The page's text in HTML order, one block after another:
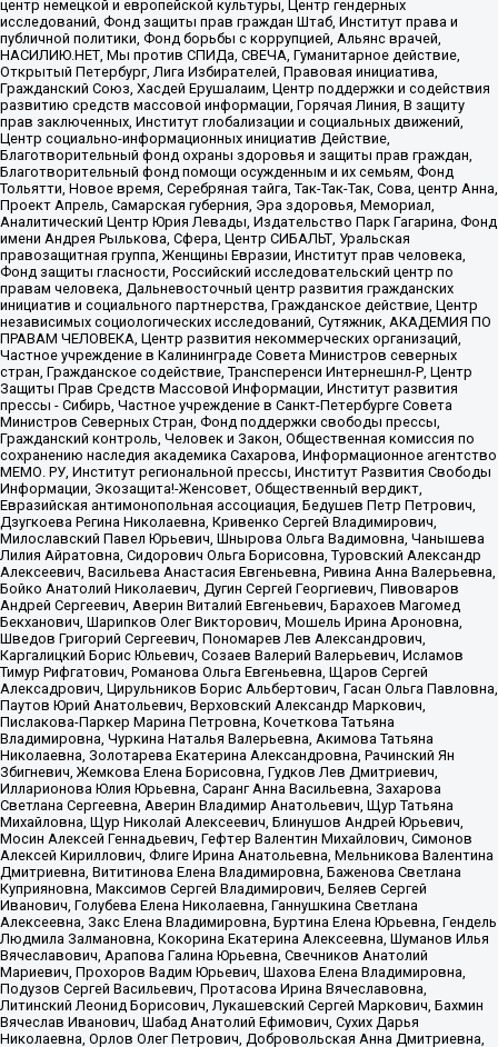
центр немецкой и европейской культуры, Центр гендерных
исследований, Фонд защиты прав граждан Штаб, Институт права и
публичной политики, Фонд борьбы с коррупцией, Альянс врачей,
НАСИЛИЮ.НЕТ, Мы против СПИДа, СВЕЧА, Гуманитарное действие,
Открытый Петербург, Лига Избирателей, Правовая инициатива,
Гражданский Союз, Хасдей Ерушалаим, Центр поддержки и содействия
развитию средств массовой информации, Горячая Линия, В защиту
прав заключенных, Институт глобализации и социальных движений,
Центр социально-информационных инициатив Действие,
Благотворительный фонд охраны здоровья и защиты прав граждан,
Благотворительный фонд помощи осужденным и их семьям, Фонд
Тольятти, Новое время, Серебряная тайга, Так-Так-Так, Сова, центр Анна,
Проект Апрель, Самарская губерния, Эра здоровья, Мемориал,
Аналитический Центр Юрия Левады, Издательство Парк Гагарина, Фонд
имени Андрея Рылькова, Сфера, Центр СИБАЛЬТ, Уральская
правозащитная группа, Женщины Евразии, Институт прав человека,
Фонд защиты гласности, Российский исследовательский центр по
правам человека, Дальневосточный центр развития гражданских
инициатив и социального партнерства, Гражданское действие, Центр
независимых социологических исследований, Сутяжник, АКАДЕМИЯ ПО
ПРАВАМ ЧЕЛОВЕКА, Центр развития некоммерческих организаций,
Частное учреждение в Калининграде Совета Министров северных
стран, Гражданское содействие, Трансперенси Интернешнл-Р, Центр
Защиты Прав Средств Массовой Информации, Институт развития
прессы - Сибирь, Частное учреждение в Санкт-Петербурге Совета
Министров Северных Стран, Фонд поддержки свободы прессы,
Гражданский контроль, Человек и Закон, Общественная комиссия по
сохранению наследия академика Сахарова, Информационное агентство
МЕМО. РУ, Институт региональной прессы, Институт Развития Свободы
Информации, Экозащита!-Женсовет, Общественный вердикт,
Евразийская антимонопольная ассоциация, Бедушев Петр Петрович,
Дзугкоева Регина Николаевна, Кривенко Сергей Владимирович,
Милославский Павел Юрьевич, Шнырова Ольга Вадимовна, Чанышева
Лилия Айратовна, Сидорович Ольга Борисовна, Туровский Александр
Алексеевич, Васильева Анастасия Евгеньевна, Ривина Анна Валерьевна,
Бойко Анатолий Николаевич, Дугин Сергей Георгиевич, Пивоваров
Андрей Сергеевич, Аверин Виталий Евгеньевич, Барахоев Магомед
Бекханович, Шарипков Олег Викторович, Мошель Ирина Ароновна,
Шведов Григорий Сергеевич, Пономарев Лев Александрович,
Каргалицкий Борис Юльевич, Созаев Валерий Валерьевич, Исламов
Тимур Рифгатович, Романова Ольга Евгеньевна, Щаров Сергей
Алексадрович, Цирульников Борис Альбертович, Гасан Ольга Павловна,
Паутов Юрий Анатольевич, Верховский Александр Маркович,
Пислакова-Паркер Марина Петровна, Кочеткова Татьяна
Владимировна, Чуркина Наталья Валерьевна, Акимова Татьяна
Николаевна, Золотарева Екатерина Александровна, Рачинский Ян
Збигневич, Жемкова Елена Борисовна, Гудков Лев Дмитриевич,
Илларионова Юлия Юрьевна, Саранг Анна Васильевна, Захарова
Светлана Сергеевна, Аверин Владимир Анатольевич, Щур Татьяна
Михайловна, Щур Николай Алексеевич, Блинушов Андрей Юрьевич,
Мосин Алексей Геннадьевич, Гефтер Валентин Михайлович, Симонов
Алексей Кириллович, Флиге Ирина Анатольевна, Мельникова Валентина
Дмитриевна, Вититинова Елена Владимировна, Баженова Светлана
Куприяновна, Максимов Сергей Владимирович, Беляев Сергей
Иванович, Голубева Елена Николаевна, Ганнушкина Светлана
Алексеевна, Закс Елена Владимировна, Буртина Елена Юрьевна, Гендель
Людмила Залмановна, Кокорина Екатерина Алексеевна, Шуманов Илья
Вячеславович, Арапова Галина Юрьевна, Свечников Анатолий
Мариевич, Прохоров Вадим Юрьевич, Шахова Елена Владимировна,
Подузов Сергей Васильевич, Протасова Ирина Вячеславовна,
Литинский Леонид Борисович, Лукашевский Сергей Маркович, Бахмин
Вячеслав Иванович, Шабад Анатолий Ефимович, Сухих Дарья
Николаевна, Орлов Олег Петрович, Добровольская Анна Дмитриевна,